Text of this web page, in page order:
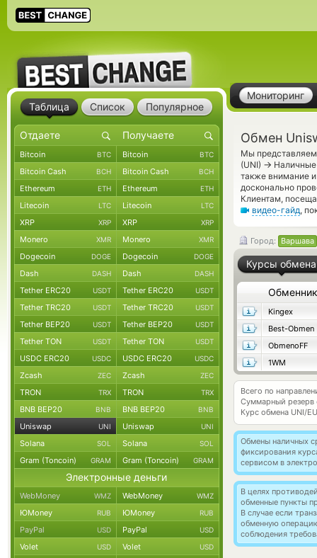
Мониторинг
Обмен
Мы представляем
(UNI) → Наличные
также внимание
досконально
Клиентам,
видео-гайд,
Город: Варшава
Курсы обмена
Обменник
Kingex
Best-Obmen
ObmenoFF
1WM
Всего по
Суммарный резерв
Курс обмена UNI/
Обмены наличных
фиксирования
сервисом в
В целях
обменные пункты
В случае если
обменную
соблюдения
Таблица Список Популярное
Bitcoin BTC Bitcoin BTC
Bitcoin Cash BCH Bitcoin Cash BCH
Ethereum ETH Ethereum ETH
Litecoin LTC Litecoin LTC
XRP XRP XRP XRP
Monero XMR Monero XMR
Dogecoin DOGE Dogecoin DOGE
Dash DASH Dash DASH
Tether ERC20 USDT Tether ERC20 USDT
Tether TRC20 USDT Tether TRC20 USDT
Tether BEP20 USDT Tether BEP20 USDT
Tether TON USDT Tether TON USDT
USDC ERC20 USDC USDC ERC20 USDC
Zcash ZEC Zcash ZEC
TRON TRX TRON TRX
BNB BEP20 BNB BNB BEP20 BNB
Uniswap UNI Uniswap UNI
Solana SOL Solana SOL
Gram (Toncoin) GRAM Gram (Toncoin) GRAM
Электронные деньги
WebMoney WMZ WebMoney WMZ
ЮMoney RUB ЮMoney RUB
PayPal USD PayPal USD
Volet USD Volet USD